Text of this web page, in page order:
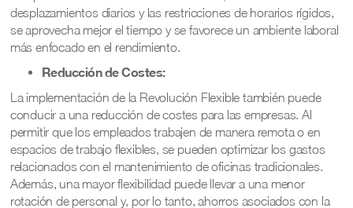
desplazamientos diarios y las restricciones de horarios rígidos,
se aprovecha mejor el tiempo y se favorece un ambiente laboral
más enfocado en el rendimiento.
Reducción de Costes:
La implementación de la Revolución Flexible también puede
conducir a una reducción de costes para las empresas. Al
permitir que los empleados trabajen de manera remota o en
espacios de trabajo flexibles, se pueden optimizar los gastos
relacionados con el mantenimiento de oficinas tradicionales.
Además, una mayor flexibilidad puede llevar a una menor
rotación de personal y, por lo tanto, ahorros asociados con la